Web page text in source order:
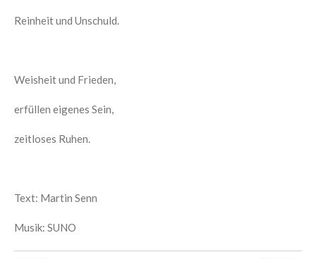
Reinheit und Unschuld.
Weisheit und Frieden,
erfüllen eigenes Sein,
zeitloses Ruhen.
Text: Martin Senn
Musik: SUNO